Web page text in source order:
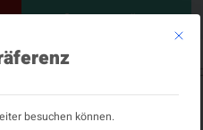
MEINE ÖGN
Mit
besuchen können.